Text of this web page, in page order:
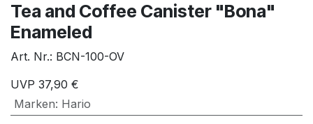
Tea and Coffee Canister "Bona"
Enameled
Art. Nr.: BCN-100-OV
UVP 37,90 €
Marken: Hario